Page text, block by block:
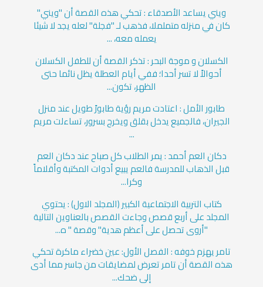
ويني يساعد الأصدقاء : تحكي هذه القصة أن "ويني"
كان في منزله متململا، فذهب لـ "فجلة" لعله يجد لا شيئا
يعمله معه، ...
الكسلان و موجة البحر : تذكر القصة أن للطفل الكسلان
أحوالاً لا تسر أحدا؛ ففي أيام العطلة يظل نائما حتى
الظهر، تكون...
طابور الأمل : اعتادت مريم رؤية طابورً طويل عند منزل
الجيران، فالجميع يدخل بقلق ويخرج بسرور، تساءلت مريم
...
دكان العم أحمد : يمر الطلاب كل صباح عند دكان العم
قبل الذهاب للمدرسة فالعم يبيع أدوات المكتبة وأقلاماً
وكرا...
كتاب التربية الاجتماعية الكبير (المجلد الاول) : يحتوي
المجلد على أربع قصص وجاءت القصص بالعناوين التالية
"أروى تحصل على أعظم هدية" وقصة " ه...
تامر يهزم خوفه : الفصل الأول: عين خضراء ماكرة تحكي
هذه القصة أن تامر تعرض لمضايقات من جاسر مما أدى
إلى ضحك...